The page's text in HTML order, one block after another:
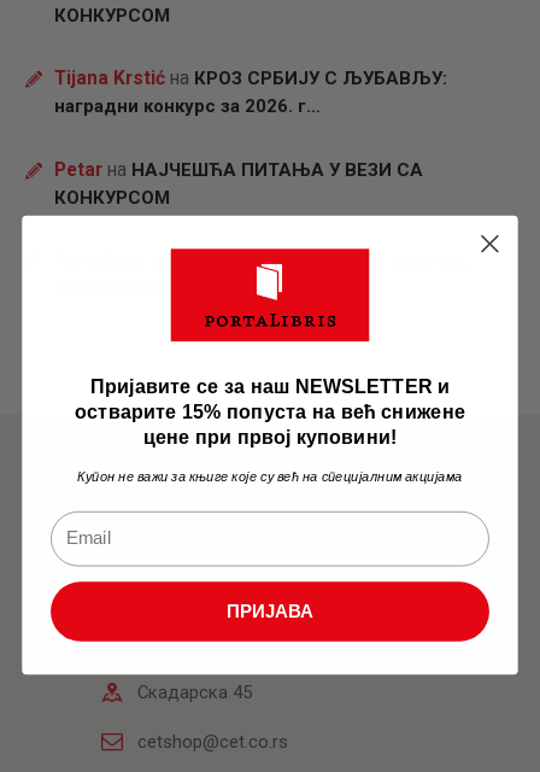
КОНКУРСОМ
Tijana Krstićна КРОЗ СРБИЈУ С ЉУБАВЉУ:
наградни конкурс за 2026. г…
Petarна НАЈЧЕШЋА ПИТАЊА У ВЕЗИ СА
КОНКУРСОМ
НАЈЧЕШЋА ПИТАЊА У ВЕЗИ СА
Књижара
Скадарска 45
cetshop@cet.co.rs
Пријавите се за наш NEWSLETTER и
остварите 15% попуста на већ снижене
цене при првој куповини!
Купон не важи за књиге које су већ на специјалним акцијама
ПРИЈАВА